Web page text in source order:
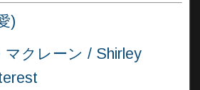
)
マクレーン / Shirley